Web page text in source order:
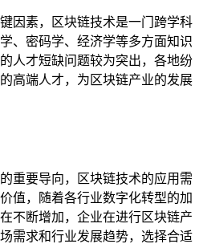
因素，区块链技术是一门跨学科
、密码学、经济学等多方面知识
人才短缺问题较为突出，各地纷
高端人才，为区块链产业的发展
重要导向，区块链技术的应用需
值，随着各行业数字化转型的加
不断增加，企业在进行区块链产
需求和行业发展趋势，选择合适